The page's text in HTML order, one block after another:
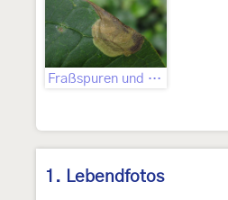
Fraßspuren und Befallsbild
1. Lebendfotos